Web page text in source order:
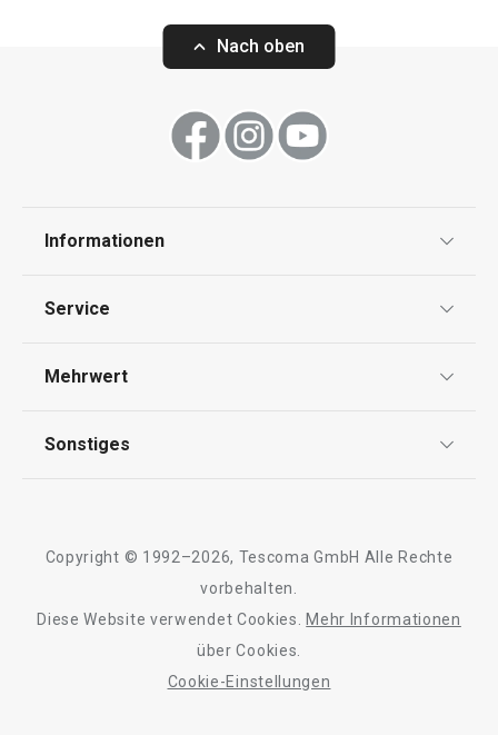
Nach oben
Informationen
Impressum
Service
Kontaktformular
Mehrwert
Qualität
Sonstiges
Barrierefreiheit
Copyright © 1992–2026, Tescoma GmbH Alle Rechte
vorbehalten.
Diese Website verwendet Cookies.
Mehr Informationen
über Cookies.
Cookie-Einstellungen